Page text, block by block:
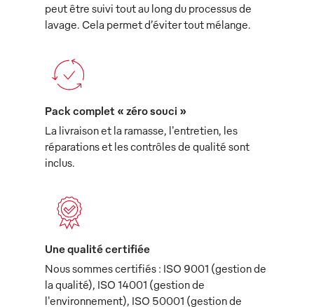
peut être suivi tout au long du processus de
lavage. Cela permet d’éviter tout mélange.
Pack complet « zéro souci »
La livraison et la ramasse, l'entretien, les
réparations et les contrôles de qualité sont
inclus.
Une qualité certifiée
Nous sommes certifiés : ISO 9001 (gestion de
la qualité), ISO 14001 (gestion de
l'environnement), ISO 50001 (gestion de